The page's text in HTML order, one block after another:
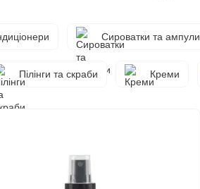
Сироватки та ампули
Пілінги та скраби Креми